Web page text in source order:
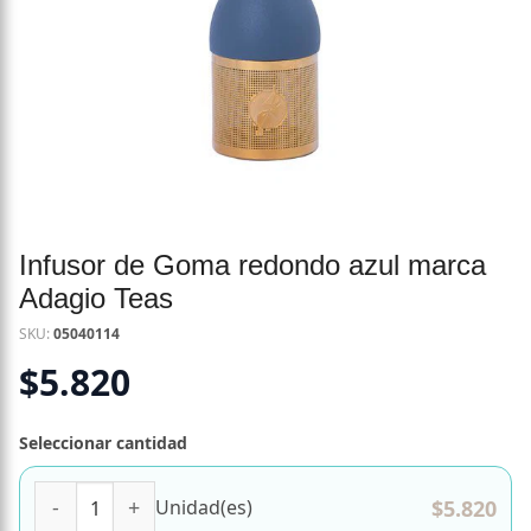
Infusor de Goma redondo azul marca
Adagio Teas
SKU:05040114
$5.820
Seleccionar cantidad
Unidad(es) $5.820